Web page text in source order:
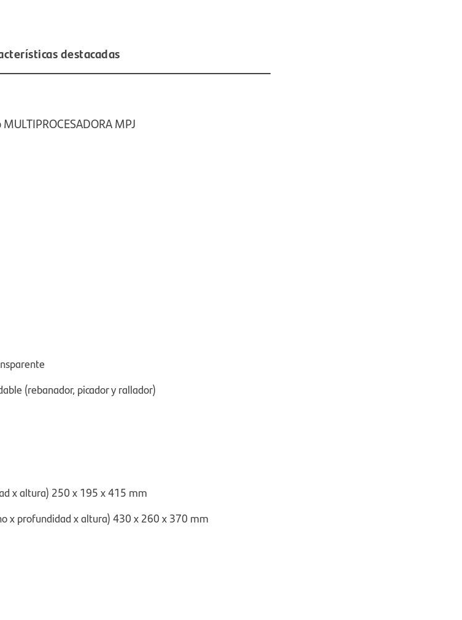
destacadas
MPJ
(rebanador, picador y rallador)
x altura) 250 x 195 x 415 mm
x profundidad x altura) 430 x 260 x 370 mm